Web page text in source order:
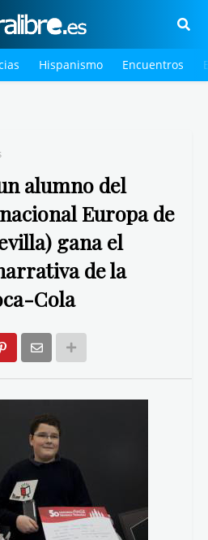
Hispanismo Encuentros
alumno del
Europa de
gana el
de la
Cola